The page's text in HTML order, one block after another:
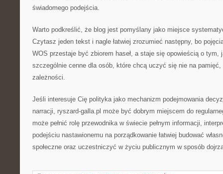
świadomego podejścia.
Warto podkreślić, że blog jest pomyślany jako miejsce
Czytasz jeden tekst i nagle łatwiej zrozumieć następny, bo
WOS przestaje być zbiorem haseł, a staje się opowieścią o tym,
szczególnie cenne dla osób, które chcą uczyć się nie na
zależności.
Jeśli interesuje Cię polityka jako mechanizm podejmowania
narracji, ryszard-galla.pl może być dobrym miejscem do
może pełnić rolę przewodnika w świecie pełnym informacji,
podejściu nastawionemu na porządkowanie łatwiej budować
społeczne oraz uczestniczyć w życiu publicznym w sposób